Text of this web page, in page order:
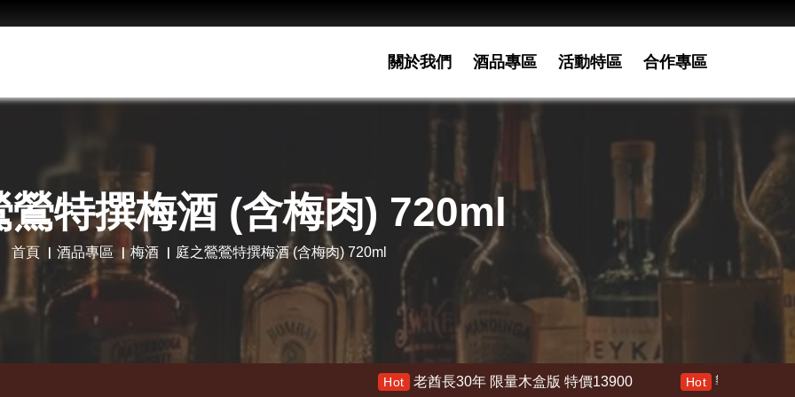
關於我們 酒品專區 活動特區 合作專區
鶯特撰梅酒 (含梅肉) 720ml
首頁 酒品專區 梅酒 庭之鶯鶯特撰梅酒 (含梅肉) 720ml
老酋長30年 限量木盒版 特價13900 Hot 響 30年 特價 178000